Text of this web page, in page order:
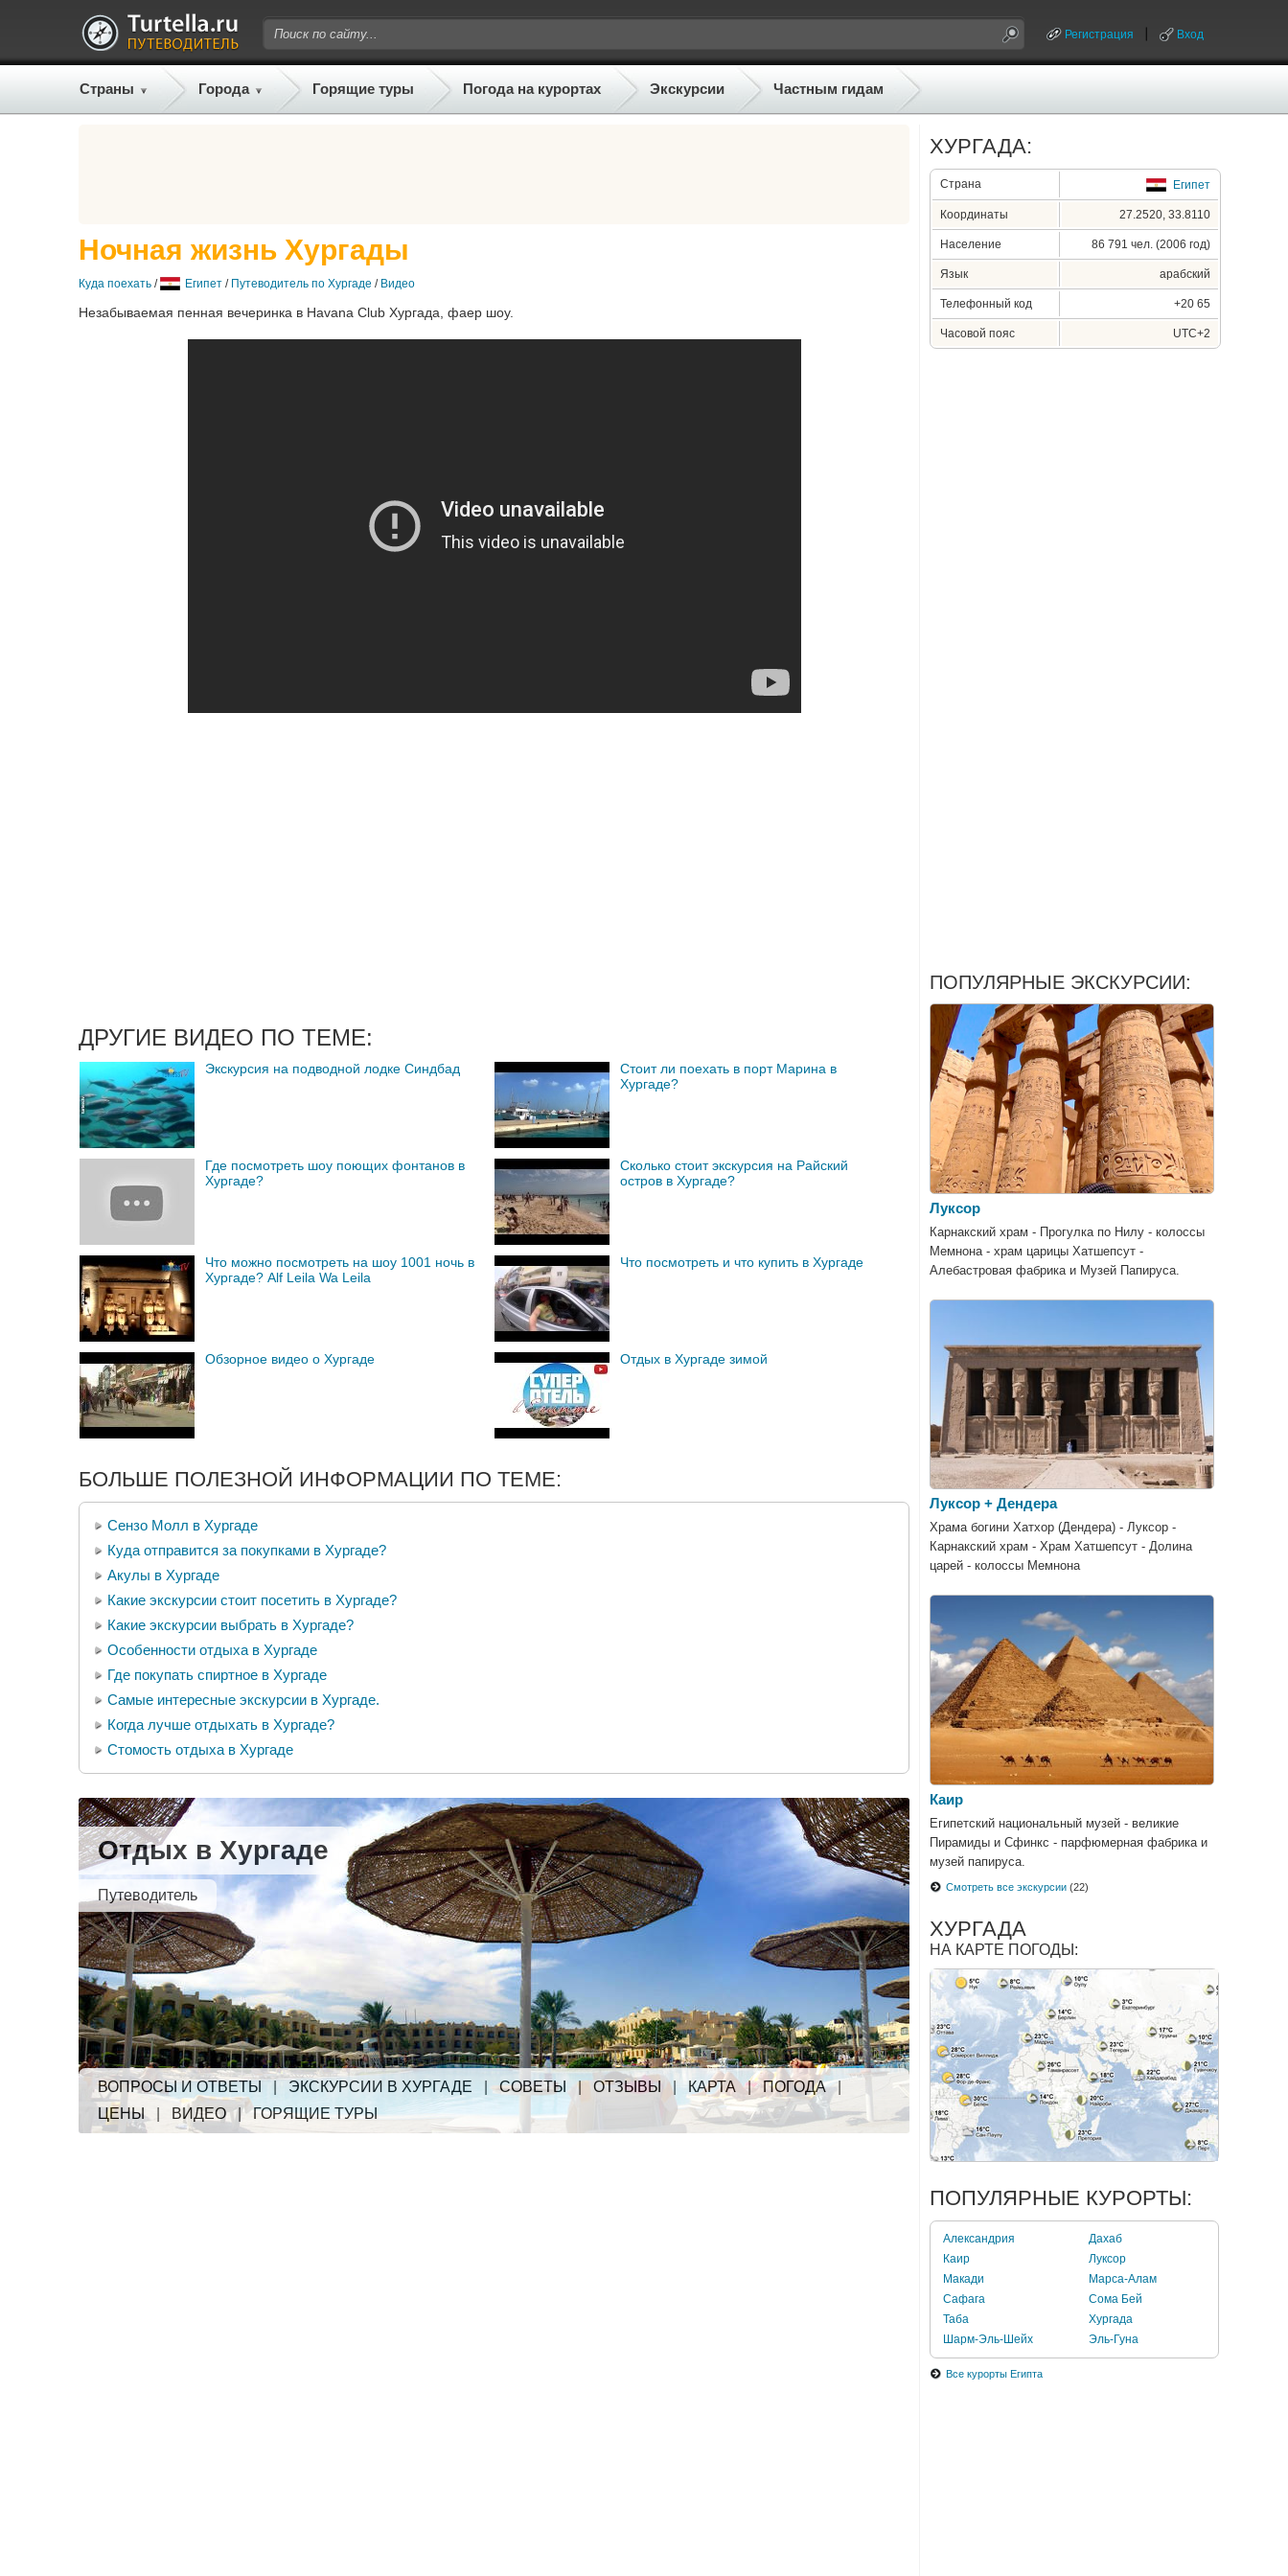
Регистрация Вход
Страны Города Горящие туры Погода на курортах Экскурсии Частным гидам
Ночная жизнь Хургады
Куда поехать / Египет / Путеводитель по Хургаде / Видео
Незабываемая пенная вечеринка в Havana Club Хургада, фаер шоу.
ДРУГИЕ ВИДЕО ПО ТЕМЕ:
Экскурсия на подводной лодке Синдбад
Стоит ли поехать в порт Марина в
Хургаде?
Где посмотреть шоу поющих фонтанов в
Хургаде?
Сколько стоит экскурсия на Райский
остров в Хургаде?
Что можно посмотреть на шоу 1001 ночь в
Хургаде? Alf Leila Wa Leila
Что посмотреть и что купить в Хургаде
Обзорное видео о Хургаде Отдых в Хургаде зимой
БОЛЬШЕ ПОЛЕЗНОЙ ИНФОРМАЦИИ ПО ТЕМЕ:
Сензо Молл в Хургаде
Куда отправится за покупками в Хургаде?
Акулы в Хургаде
Какие экскурсии стоит посетить в Хургаде?
Какие экскурсии выбрать в Хургаде?
Особенности отдыха в Хургаде
Где покупать спиртное в Хургаде
Самые интересные экскурсии в Хургаде.
Когда лучше отдыхать в Хургаде?
Стомость отдыха в Хургаде
Отдых в Хургаде
Путеводитель
ВОПРОСЫ И ОТВЕТЫ ЭКСКУРСИИ В ХУРГАДЕ |СОВЕТЫ | ОТЗЫВЫ |КАРТА |ПОГОДА|
ЦЕНЫ| ВИДЕО|ГОРЯЩИЕ ТУРЫ
ХУРГАДА:
Страна Египет
Координаты 27.2520, 33.8110
Население 86 791 чел. (2006 год)
Язык арабский
Телефонный код +20 65
Часовой пояс UTC+2
ПОПУЛЯРНЫЕ ЭКСКУРСИИ:
Луксор
Карнакский храм - Прогулка по Нилу - колоссы
Мемнона - храм царицы Хатшепсут -
Алебастровая фабрика и Музей Папируса.
Луксор + Дендера
Храма богини Хатхор (Дендера) - Луксор -
Карнакский храм - Храм Хатшепсут - Долина
царей - колоссы Мемнона
Каир
Египетский национальный музей - великие
Пирамиды и Сфинкс - парфюмерная фабрика и
музей папируса.
Смотреть все экскурсии (22)
ХУРГАДА
НА КАРТЕ ПОГОДЫ:
ПОПУЛЯРНЫЕ КУРОРТЫ:
Александрия
Дахаб
Каир
Луксор
Макади
Марса-Алам
Сафага
Сома Бей
Таба
Хургада
Шарм-Эль-Шейх
Эль-Гуна
Все курорты Египта